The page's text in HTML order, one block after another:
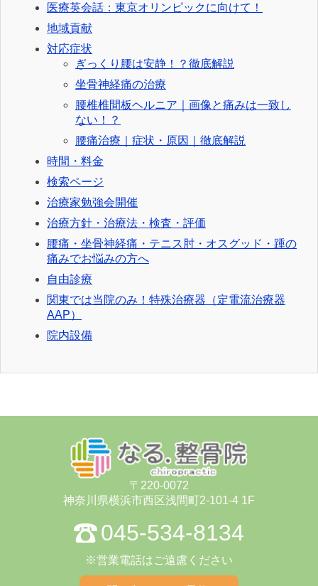
医療英会話：東京オリンピックに向けて！
地域貢献
対応症状
ぎっくり腰は安静！？徹底解説
坐骨神経痛の治療
腰椎椎間板ヘルニア｜画像と痛みは一致し
ない！？
腰痛治療｜症状・原因｜徹底解説
時間・料金
検索ページ
治療家勉強会開催
治療方針・治療法・検査・評価
腰痛・坐骨神経痛・テニス肘・オスグッド・踵の
痛みでお悩みの方へ
自由診療
関東では当院のみ！特殊治療器（定電流治療器
AAP）
院内設備
〒220-0072
神奈川県横浜市⻄区浅間町2-101-4 1F
045-534-8134
※営業電話はご遠慮ください